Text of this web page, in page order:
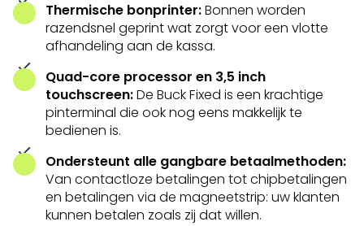
Thermische bonprinter:Bonnen worden
razendsnel geprint wat zorgt voor een vlotte
afhandeling aan de kassa.
Quad-core processor en 3,5 inch
touchscreen:De Buck Fixed is een krachtige
pinterminal die ook nog eens makkelijk te
bedienen is.
Ondersteunt alle gangbare betaalmethoden:
Van contactloze betalingen tot chipbetalingen
en betalingen via de magneetstrip: uw klanten
kunnen betalen zoals zij dat willen.